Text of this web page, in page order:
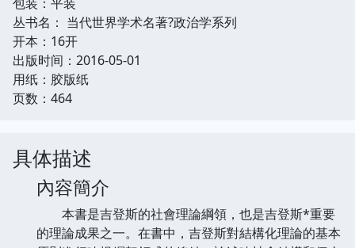
丛书名： 当代世界学术名著?政治学系列
开本：16开
出版时间：2016-05-01
用纸：胶版纸
页数：464
具体描述
內容簡介
本書是吉登斯的社會理論綱領，也是吉登斯*重要
的理論成果之一。在書中，吉登斯對結構化理論的基本